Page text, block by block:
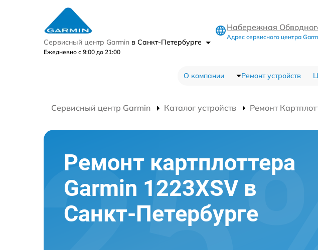
Сервисный центр Garmin в Санкт-Петербурге
Ежедневно с 9:00 до 21:00
Набережная
Адрес сервисного центра
О компании Ремонт устройств
Сервисный центр Garmin Каталог устройств Ремонт
Ремонт картплоттера
Garmin 1223XSV в
Санкт-Петербурге